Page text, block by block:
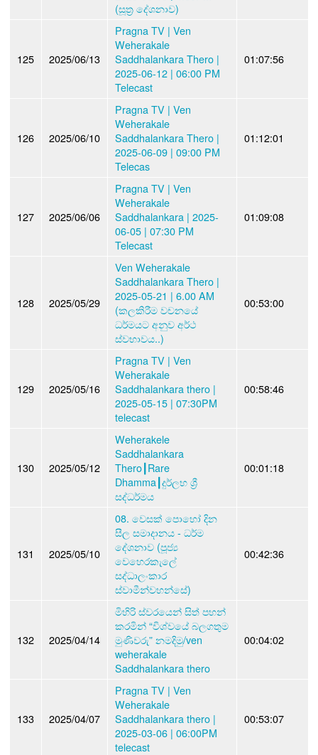
(සූත්‍ර දේශනාව)
125 2025/06/13
Pragna TV | Ven
Weherakale
Saddhalankara Thero |
2025-06-12 | 06:00 PM
Telecast
01:07:56
126 2025/06/10
Pragna TV | Ven
Weherakale
Saddhalankara Thero |
2025-06-09 | 09:00 PM
Telecas
01:12:01
127 2025/06/06
Pragna TV | Ven
Weherakale
Saddhalankara | 2025-
06-05 | 07:30 PM
Telecast
01:09:08
128 2025/05/29
Ven Weherakale
Saddhalankara Thero |
2025-05-21 | 6.00 AM
(කලකිරීම වචනයේ
ධර්මයට අනුව අර්ථ
ස්වභාවය..)
00:53:00
129 2025/05/16
Pragna TV | Ven
Weherakale
Saddhalankara thero |
2025-05-15 | 07:30PM
telecast
00:58:46
130 2025/05/12
Weherakele
Saddhalankara
Thero┃Rare
Dhamma┃දුර්ලභ ශ්‍රී
සද්ධර්මය
00:01:18
131 2025/05/10
08. වෙසක් පොහෝ දින
සීල සමාදානය - ධර්ම
දේශනාව (පූජ්‍ය
වෙහෙරකැලේ
සද්ධාලංකාර
ස්වාමීන්වහන්සේ)
00:42:36
132 2025/04/14
මිහිරි ස්වරයෙන් සිත් පහන්
කරමින් “විශ්වයේ බලගතුම
මුණිවරු” නමදිමු/ven
weherakale
Saddhalankara thero
00:04:02
133 2025/04/07
Pragna TV | Ven
Weherakale
Saddhalankara thero |
2025-03-06 | 06:00PM
telecast
00:53:07